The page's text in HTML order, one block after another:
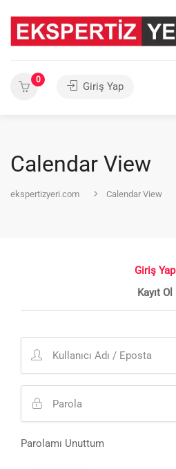
0
Giriş Yap
Calendar View
ekspertizyeri.com Calendar View
Giriş Yap
Kayıt Ol
Parolamı Unuttum